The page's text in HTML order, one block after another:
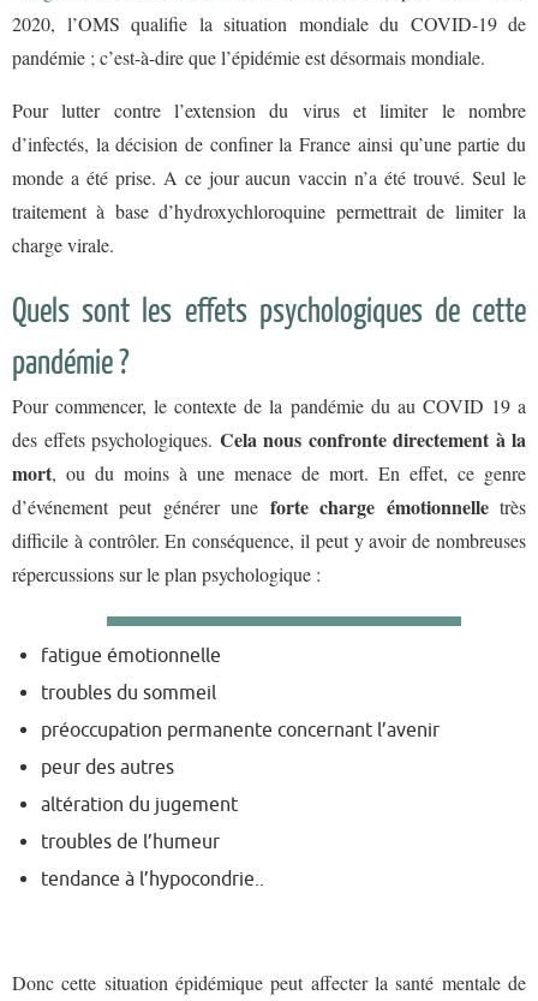
2020, l’OMS qualifie la situation mondiale du COVID-19 de
pandémie ; c’est-à-dire que l’épidémie est désormais mondiale.
Pour lutter contre l’extension du virus et limiter le nombre
d’infectés, la décision de confiner la France ainsi qu’une partie du
monde a été prise. A ce jour aucun vaccin n’a été trouvé. Seul le
traitement à base d’hydroxychloroquine permettrait de limiter la
charge virale.
Quels sont les effets psychologiques de cette
pandémie ?
Pour commencer, le contexte de la pandémie du au COVID 19 a
des effets psychologiques. Cela nous confronte directement à la
mort, ou du moins à une menace de mort. En effet, ce genre
d’événement peut générer une forte charge émotionnelletrès
difficile à contrôler. En conséquence, il peut y avoir de nombreuses
répercussions sur le plan psychologique :
fatigue émotionnelle
troubles du sommeil
préoccupation permanente concernant l’avenir
peur des autres
altération du jugement
troubles de l’humeur
tendance à l’hypocondrie..
Donc cette situation épidémique peut affecter la santé mentale de